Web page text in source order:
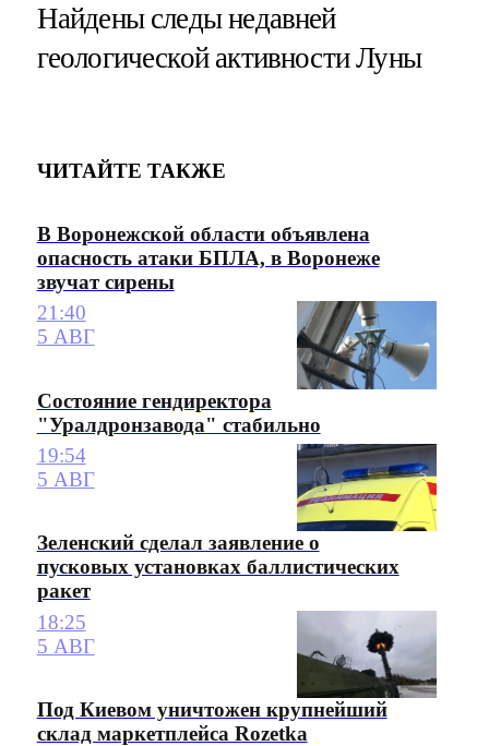
Найдены следы недавней
геологической активности Луны
ЧИТАЙТЕ ТАКЖЕ
В Воронежской области объявлена
опасность атаки БПЛА, в Воронеже
звучат сирены
21:40
5 АВГ
Состояние гендиректора
"Уралдронзавода" стабильно
19:54
5 АВГ
Зеленский сделал заявление о
пусковых установках баллистических
ракет
18:25
5 АВГ
Под Киевом уничтожен крупнейший
склад маркетплейса Rozetka